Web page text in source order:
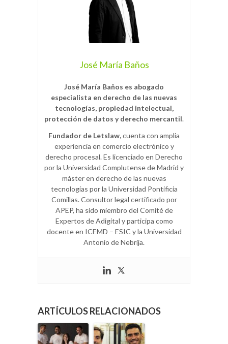
José María Baños
José María Baños es abogado
especialista en derecho de las nuevas
tecnologías, propiedad intelectual,
protección de datos y derecho mercantil.
Fundador de Letslaw,cuenta con amplia
experiencia en comercio electrónico y
derecho procesal. Es licenciado en Derecho
por la Universidad Complutense de Madrid y
máster en derecho de las nuevas
tecnologías por la Universidad Pontificia
Comillas. Consultor legal certificado por
APEP, ha sido miembro del Comité de
Expertos de Adigital y participa como
docente en ICEMD – ESIC y la Universidad
Antonio de Nebrija.
ARTÍCULOS RELACIONADOS